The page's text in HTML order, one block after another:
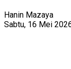
Hanin Mazaya
Sabtu, 16 Mei